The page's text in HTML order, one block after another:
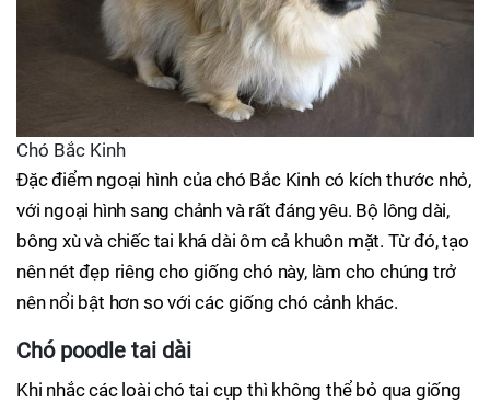
Chó Bắc Kinh
Đặc điểm ngoại hình của chó Bắc Kinh có kích thước nhỏ,
với ngoại hình sang chảnh và rất đáng yêu. Bộ lông dài,
bông xù và chiếc tai khá dài ôm cả khuôn mặt. Từ đó, tạo
nên nét đẹp riêng cho giống chó này, làm cho chúng trở
nên nổi bật hơn so với các giống chó cảnh khác.
Chó poodle tai dài
Khi nhắc các loài chó tai cụp thì không thể bỏ qua giống